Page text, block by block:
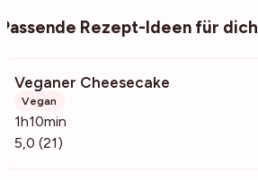
Passende Rezept-Ideen für dich
Veganer Cheesecake
Vegan
1h10min
5,0 (21)